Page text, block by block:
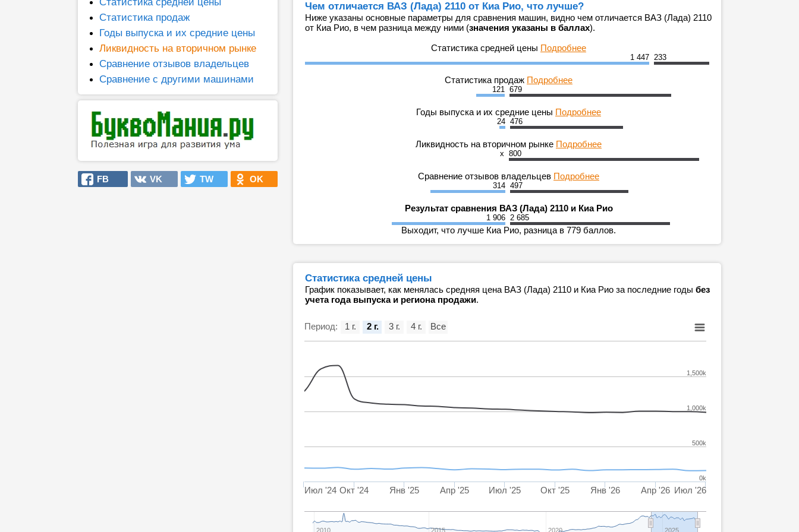
Статистика продаж
Годы выпуска и их средние цены
Ликвидность на вторичном рынке
Сравнение отзывов владельцев
Сравнение с другими машинами
FB VK TW OK
Чем отличается ВАЗ (Лада) 2110 от Киа Рио, что лучше?
Ниже указаны основные параметры для сравнения машин, видно чем отличается ВАЗ (Лада) 2110
от Киа Рио, в чем разница между ними (значения указаны в баллах).
Статистика средней цены Подробнее
1 447 233
Статистика продаж Подробнее
121 679
Годы выпуска и их средние цены Подробнее
24 476
Ликвидность на вторичном рынке Подробнее
x 800
Сравнение отзывов владельцев Подробнее
314 497
Результат сравнения ВАЗ (Лада) 2110 и Киа Рио
1 906 2 685
Выходит, что лучше Киа Рио, разница в 779 баллов.
Статистика средней цены
График показывает, как менялась средняя цена ВАЗ (Лада) 2110 и Киа Рио за последние годы без
учета года выпуска и региона продажи.
Период:
Июл '24 Окт '24 Янв '25 Апр '25 Июл '25 Окт '25 Янв '26 Апр '26 Июл '26
2010 2015 2020 2025
0k
500k
1,000k
1,500k
1 г. 2 г. 3 г. 4 г. Все